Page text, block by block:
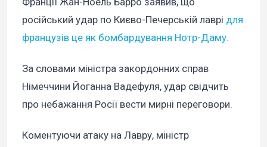
російський удар по Києво-Печерській лаврі для
французів це як бомбардування Нотр-Даму.
За словами міністра закордонних справ
Німеччини Йоганна Вадефуля, удар свідчить
про небажання Росії вести мирні переговори.
Коментуючи атаку на Лавру, міністр